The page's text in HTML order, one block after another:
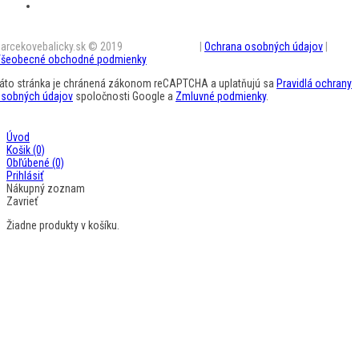
© 2019 Ochrana osobných údajov
obchodné podmienky
stránka je chránená zákonom reCAPTCHA a uplatňujú sa Pravidlá ochrany
údajov spoločnosti Google a Zmluvné podmienky.
Úvod
Košik(0)
Obľúbené (0)
Prihlásiť
Nákupný zoznam
Zavrieť
Žiadne produkty v košíku.